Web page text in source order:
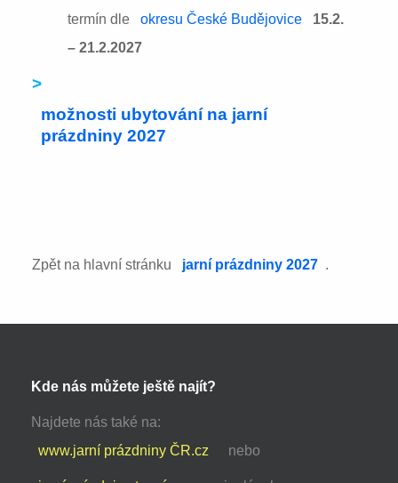
termín dle okresu České Budějovice
15.2.
– 21.2.2027
>
možnosti ubytování na jarní
prázdniny 2027
Zpět na hlavní stránku jarní prázdniny 2027 .
Kde nás můžete ještě najít?
Najdete nás také na:
www.jarní prázdniny ČR.cz
nebo